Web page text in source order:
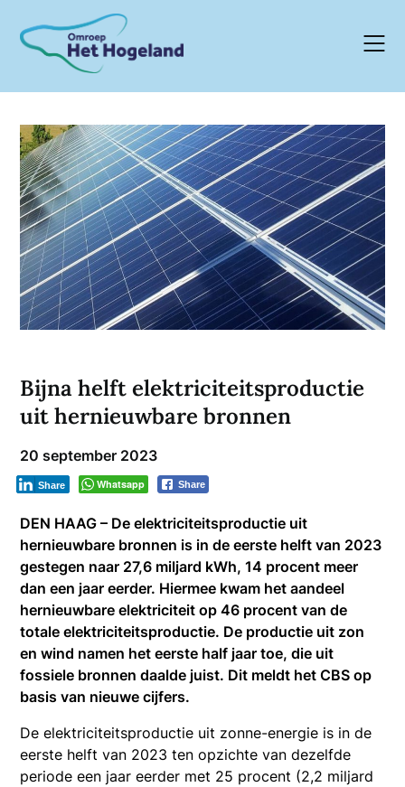
content
Bijna helft elektriciteitsproductie
uit hernieuwbare bronnen
20 september 2023
Whatsapp Share
Share
DEN HAAG – De elektriciteitsproductie uit
hernieuwbare bronnen is in de eerste helft van 2023
gestegen naar 27,6 miljard kWh, 14 procent meer
dan een jaar eerder. Hiermee kwam het aandeel
hernieuwbare elektriciteit op 46 procent van de
totale elektriciteitsproductie. De productie uit zon
en wind namen het eerste half jaar toe, die uit
fossiele bronnen daalde juist. Dit meldt het CBS op
basis van nieuwe cijfers.
De elektriciteitsproductie uit zonne-energie is in de
eerste helft van 2023 ten opzichte van dezelfde
periode een jaar eerder met 25 procent (2,2 miljard